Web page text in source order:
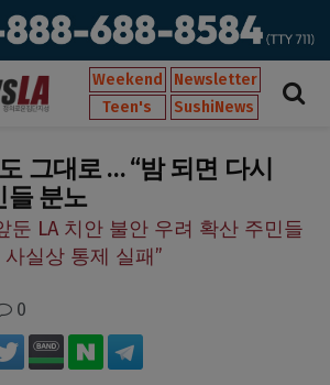
Weekend
Newsletter
Teen's
SushiNews
그대로 … “밤 되면 다시
들 분노
둔 LA 치안 불안 우려 확산 주민들
사실상 통제 실패”
0